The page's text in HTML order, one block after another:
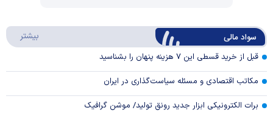
Video
سواد مالی بیشتر
قبل از خرید قسطی این ۷ هزینه پنهان را بشناسید
مکاتب اقتصادی و مسئله سیاست‌گذاری در ایران
برات الکترونیکی ابزار جدید رونق تولید/ موشن گرافیک